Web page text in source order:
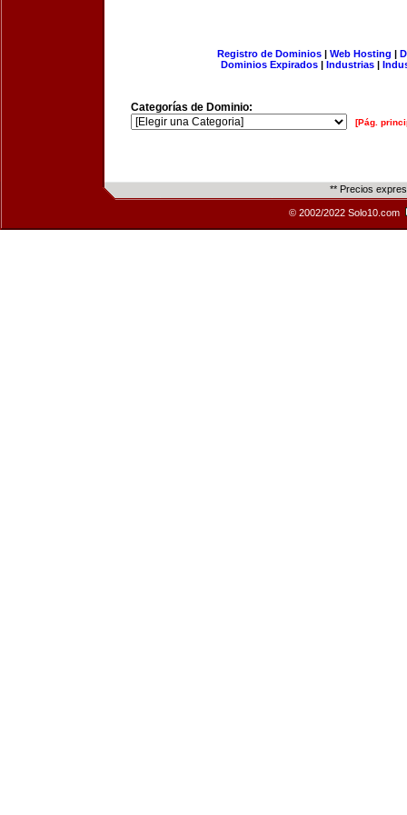
Registro de Dominios| Web Hosting |
Dominios Expirados | Industrias |
Categorías de Dominio:
[Pág.
** Precios
© 2002/2022 Solo10.com